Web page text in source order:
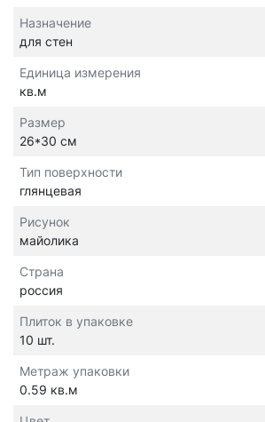
Назначение
для стен
Единица измерения
кв.м
Размер
26*30 см
Тип поверхности
глянцевая
Рисунок
майолика
Страна
россия
Плиток в упаковке
10 шт.
Метраж упаковки
0.59 кв.м